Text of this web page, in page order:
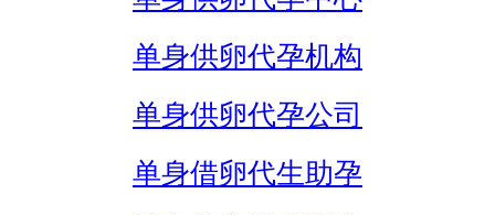
单身供卵代孕机构
单身供卵代孕公司
单身借卵代生助孕